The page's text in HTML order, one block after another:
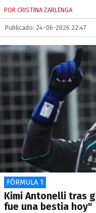
POR CRISTINA ZARLENGA
Publicado: 24-06-2026 22:47
FÓRMULA 1
Kimi Antonelli tras
fue una bestia hoy"